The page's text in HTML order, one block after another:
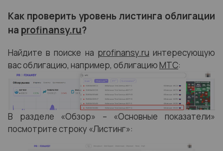
Как проверить уровень листинга облигации
на profinansy.ru?
Найдите в поиске на profinansy.ru интересующую
вас облигацию, например, облигациюМТС:
В разделе «Обзор» – «Основные показатели»
посмотрите строку «Листинг»: